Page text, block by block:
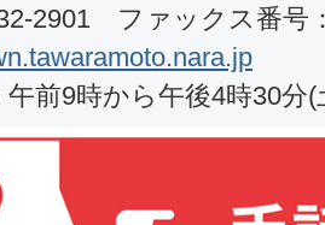
2901 ファックス番号
前9時から午後4時30分